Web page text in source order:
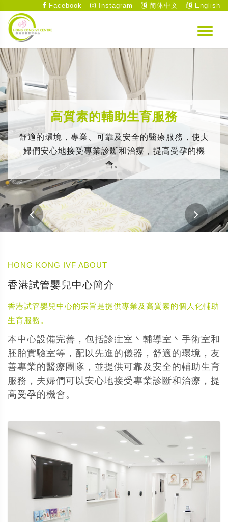
Facebook Instagram 简体中文 English
高質素的輔助生育服務
舒適的環境，專業、可靠及安全的醫療服務，使夫
婦們安心地接受專業診斷和治療，提高受孕的機
會。
HONG KONG IVF ABOUT
香港試管嬰兒中心簡介
香港試管嬰兒中心的宗旨是提供專業及高質素的個人化輔助
生育服務。
本中心設備完善，包括診症室丶輔導室丶手術室和
胚胎實驗室等，配以先進的儀器，舒適的環境，友
善專業的醫療團隊，並提供可靠及安全的輔助生育
服務，夫婦們可以安心地接受專業診斷和治療，提
高受孕的機會。